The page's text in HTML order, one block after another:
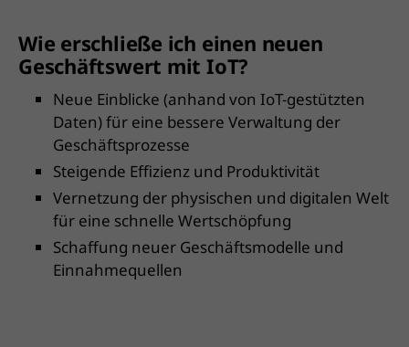
Wie erschließe ich einen neuen
Geschäftswert mit IoT?
Neue Einblicke (anhand von IoT-gestützten
Daten) für eine bessere Verwaltung der
Geschäftsprozesse
Steigende Effizienz und Produktivität
Vernetzung der physischen und digitalen Welt
für eine schnelle Wertschöpfung
Schaffung neuer Geschäftsmodelle und
Einnahmequellen